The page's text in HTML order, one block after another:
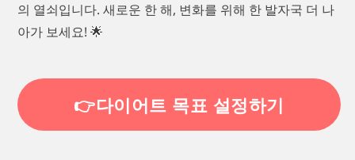
의 열쇠입니다. 새로운 한 해, 변화를 위해 한 발자국 더 나
아가 보세요! 🌟
👉다이어트 목표 설정하기